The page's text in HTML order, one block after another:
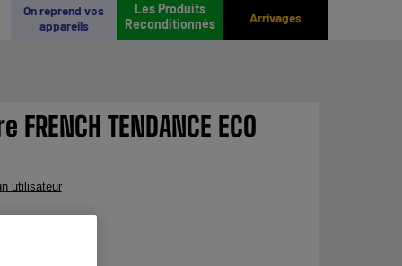
Arrivages
Les Produits
Reconditionnés
On reprend vos
appareils
TENDANCE ECO
utilisateur